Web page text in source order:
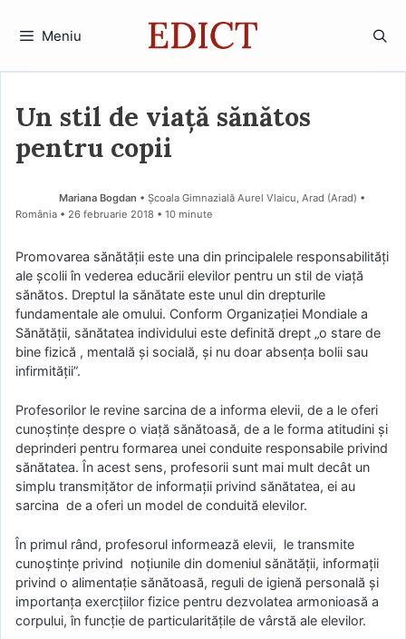
Meniu
Un stil de viaţă sănătos
pentru copii
Mariana Bogdan • Școala Gimnazială Aurel Vlaicu, Arad (Arad) •
România
26 februarie 2018 • 10 minute
Promovarea sănătății este una din principalele responsabilități
ale școlii în vederea educării elevilor pentru un stil de viață
sănătos. Dreptul la sănătate este unul din drepturile
fundamentale ale omului. Conform Organizației Mondiale a
Sănătății, sănătatea individului este definită drept „o stare de
bine fizică , mentală și socială, și nu doar absența bolii sau
infirmității”.
Profesorilor le revine sarcina de a informa elevii, de a le oferi
cunoștințe despre o viață sănătoasă, de a le forma atitudini și
deprinderi pentru formarea unei conduite responsabile privind
sănătatea. În acest sens, profesorii sunt mai mult decât un
simplu transmițător de informații privind sănătatea, ei au
sarcina de a oferi un model de conduită elevilor.
În primul rând, profesorul informează elevii, le transmite
cunoștințe privind noțiunile din domeniul sănătății, informații
privind o alimentație sănătoasă, reguli de igienă personală și
importanța exercțiilor fizice pentru dezvolatea armonioasă a
corpului, în funcție de particularitățile de vârstă ale elevilor.